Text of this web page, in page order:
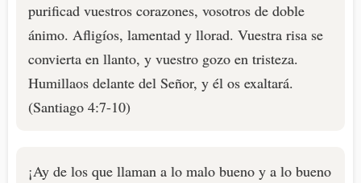
purificad vuestros corazones, vosotros de doble
ánimo. Afligíos, lamentad y llorad. Vuestra risa se
convierta en llanto, y vuestro gozo en tristeza.
Humillaos delante del Señor, y él os exaltará.
(Santiago 4:7-10)
¡Ay de los que llaman a lo malo bueno y a lo bueno